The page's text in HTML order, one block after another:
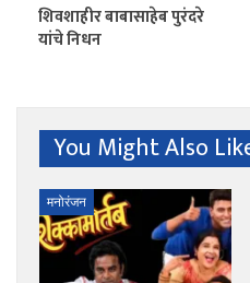
शिवशाहीर बाबासाहेब पुरंदरे
यांचे निधन
You Might Also
मनोरंजन